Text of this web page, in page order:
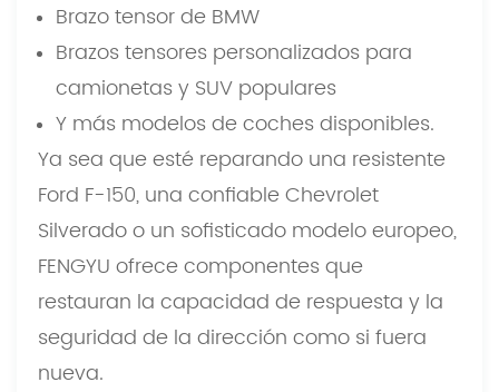
Brazo tensor de BMW
Brazos tensores personalizados para
camionetas y SUV populares
Y más modelos de coches disponibles.
Ya sea que esté reparando una resistente
Ford F-150, una confiable Chevrolet
Silverado o un sofisticado modelo europeo,
FENGYU ofrece componentes que
restauran la capacidad de respuesta y la
seguridad de la dirección como si fuera
nueva.